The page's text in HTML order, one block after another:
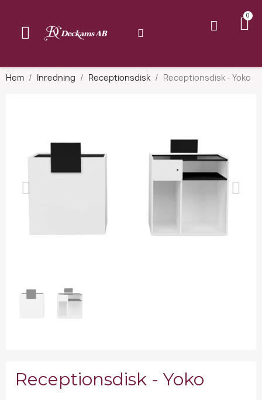
Hem Inredning Receptionsdisk Receptionsdisk - Yoko
Receptionsdisk - Yoko